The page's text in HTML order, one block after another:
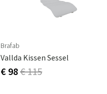
Brafab
Vallda Kissen Sessel
€ 98€ 115